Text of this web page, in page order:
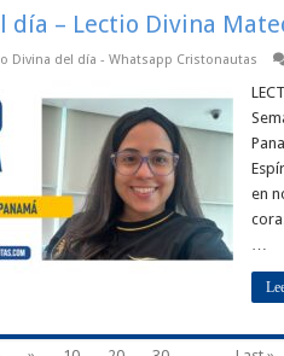
día – Lectio Divina
Divina del día - Whatsapp Cristonautas
en
…